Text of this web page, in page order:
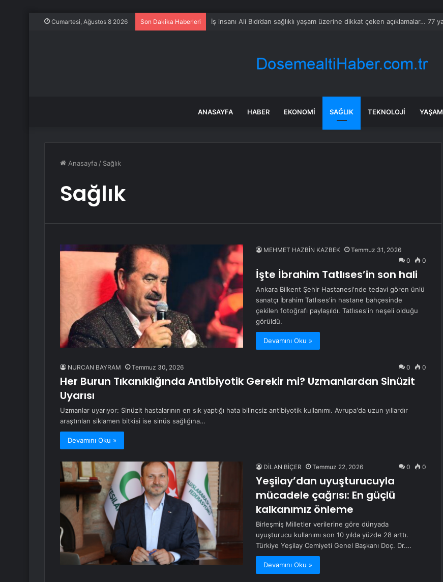
Cumartesi, Ağustos 8 2026 Son Dakika Haberleri İstanbul’da sır ölüm: 37 yaşındaki kadın savcının evinde ölü bulundu!
ANASAYFA HABER EKONOMI SAĞLIK TEKNOLOJI YAŞAM
Anasayfa / Sağlık
Sağlık
MEHMET HAZBİN KAZBEK
Temmuz 31, 2026
0
0
İşte İbrahim Tatlıses’in son hali
Ankara Bilkent Şehir Hastanesi'nde tedavi gören ünlü
sanatçı İbrahim Tatlıses'in hastane bahçesinde
çekilen fotoğrafı paylaşıldı. Tatlıses'in neşeli olduğu
görüldü.
Devamını Oku »
NURCAN BAYRAM Temmuz 30, 2026 0 0
Her Burun Tıkanıklığında Antibiyotik Gerekir mi? Uzmanlardan Sinüzit
Uyarısı
Uzmanlar uyarıyor: Sinüzit hastalarının en sık yaptığı hata bilinçsiz antibiyotik kullanımı. Avrupa'da uzun yıllardır
araştırılan siklamen bitkisi ise sinüs sağlığına…
Devamını Oku »
DİLAN BİÇER Temmuz 22, 2026 0 0
Yeşilay’dan uyuşturucuyla
mücadele çağrısı: En güçlü
kalkanımız önleme
Birleşmiş Milletler verilerine göre dünyada
uyuşturucu kullanımı son 10 yılda yüzde 28 arttı.
Türkiye Yeşilay Cemiyeti Genel Başkanı Doç. Dr.…
Devamını Oku »